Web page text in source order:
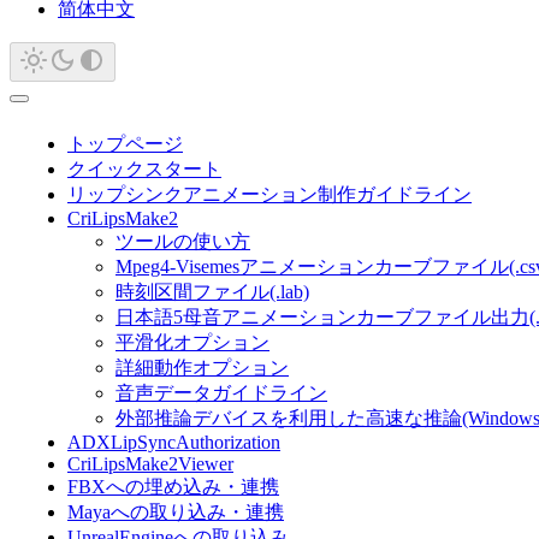
简体中文
トップページ
クイックスタート
リップシンクアニメーション制作ガイドライン
CriLipsMake2
ツールの使い方
Mpeg4-Visemesアニメーションカーブファイル
時刻区間ファイル(.lab)
日本語5母音アニメーションカーブファイル出力
平滑化オプション
詳細動作オプション
音声データガイドライン
外部推論デバイスを利用した高速な推論
ADXLipSyncAuthorization
CriLipsMake2Viewer
FBXへの埋め込み・連携
Mayaへの取り込み・連携